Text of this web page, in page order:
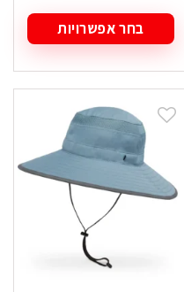
בחר אפשרויות
זה
יש
סוגים.
לבחור
את
האפשרויות
בעמוד